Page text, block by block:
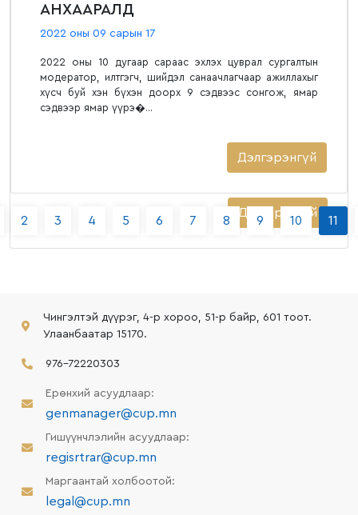
Дэлгэрэнгүй
АНХААРАЛД
2022 оны 09 сарын 17
2022 оны 10 дугаар сараас эхлэх цуврал сургалтын
модератор, илтгэгч, шийдэл санаачлагчаар ажиллахыг
хүсч буй хэн бүхэн доорх 9 сэдвээс сонгож, ямар
сэдвээр ямар үүрэ�...
Дэлгэрэнгүй
2 3 4 5 6 7 8 9 10 11
Чингэлтэй дүүрэг, 4-р хороо, 51-р байр, 601 тоот.
Улаанбаатар 15170.
976-72220303
Ерөнхий асуудлаар:
genmanager@cup.mn
Гишүүнчлэлийн асуудлаар:
regisrtrar@cup.mn
Маргаантай холбоотой:
legal@cup.mn